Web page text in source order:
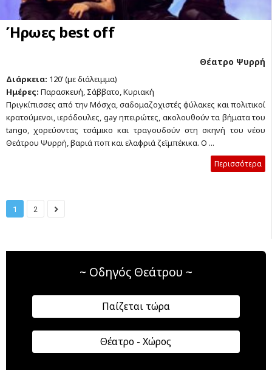
Ήρωες best off
Θέατρο Ψυρρή
Διάρκεια: 120’ (με διάλειμμα)
Ημέρες: Παρασκευή, Σάββατο, Κυριακή
Πριγκίπισσες από την Μόσχα, σαδομαζοχιστές φύλακες και πολιτικοί
κρατούμενοι, ιερόδουλες, gay ηπειρώτες, ακολουθούν τα βήματα του
tango, χορεύοντας τσάμικο και τραγουδούν στη σκηνή του νέου
Θεάτρου Ψυρρή, βαριά ποπ και ελαφριά ζεϊμπέκικα. Ο ...
Περισσότερα
1 2
~ Οδηγός Θεάτρου ~
Παίζεται τώρα
Θέατρο - Χώρος